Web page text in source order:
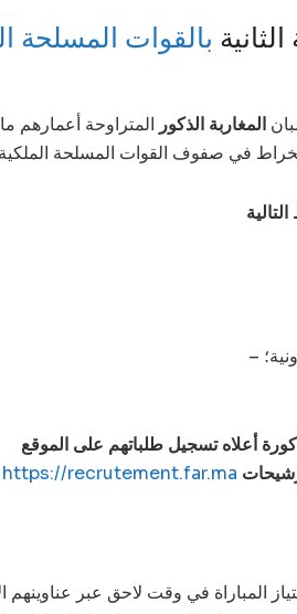
بالقوات المسلحة
المغاربة الذكور
أعلاه تسجيل طلباتهم على الموقع
https://recrutement.far.ma